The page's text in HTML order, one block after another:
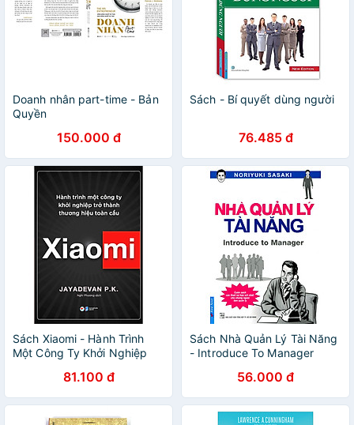
Doanh nhân part-time - Bản
Quyền
150.000 đ
Sách - Bí quyết dùng người
76.485 đ
Sách Xiaomi - Hành Trình
Một Công Ty Khởi Nghiệp
81.100 đ
Sách Nhà Quản Lý Tài Năng
- Introduce To Manager
56.000 đ